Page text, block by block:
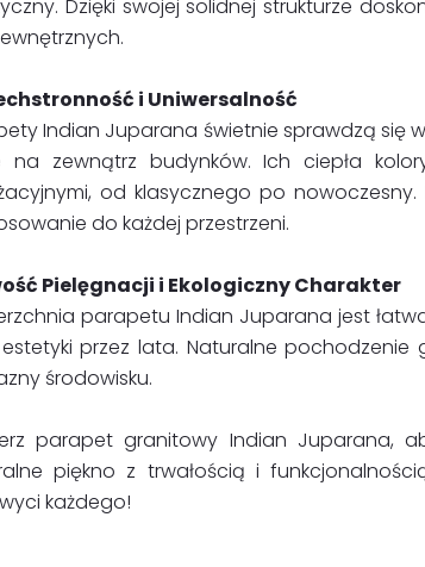
Dzięki swojej solidnej strukturze
i Uniwersalność
Indian Juparana świetnie sprawdzą się
na zewnątrz budynków. Ich ciepła
od klasycznego po
do każdej przestrzeni.
Pielęgnacji i Ekologiczny Charakter
parapetu Indian Juparana jest
przez lata. Naturalne pochodzenie
środowisku.
parapet granitowy Indian Juparana,
piękno z trwałością i
każdego!